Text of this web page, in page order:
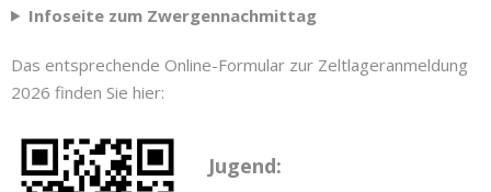
Infoseite zum Zwergennachmittag
Das entsprechende Online-Formular zur Zeltlageranmeldung
2026 finden Sie hier:
Jugend: